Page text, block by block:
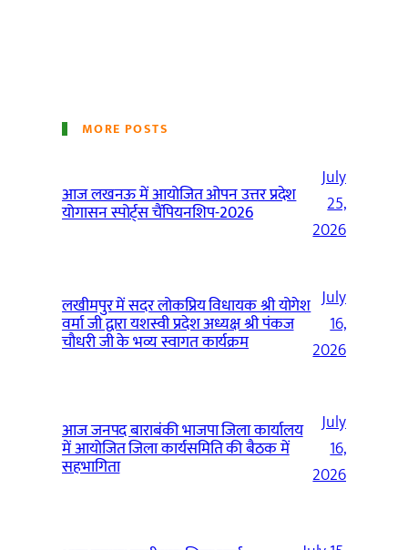
MORE POSTS
आज लखनऊ में आयोजित ओपन उत्तर प्रदेश
योगासन स्पोर्ट्स चैंपियनशिप-2026
July
25,
2026
लखीमपुर में सदर लोकप्रिय विधायक श्री योगेश
वर्मा जी द्वारा यशस्वी प्रदेश अध्यक्ष श्री पंकज
चौधरी जी के भव्य स्वागत कार्यक्रम
July
16,
2026
आज जनपद बाराबंकी भाजपा जिला कार्यालय
में आयोजित जिला कार्यसमिति की बैठक में
सहभागिता
July
16,
2026